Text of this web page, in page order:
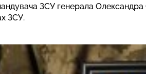
ЗСУ генерала Олександра
ЗСУ.